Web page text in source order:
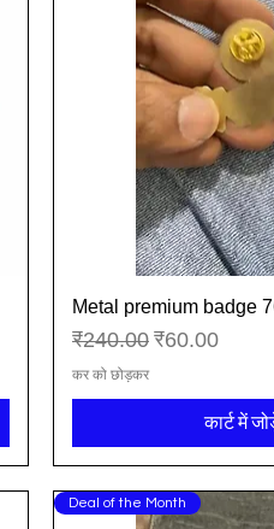
त्वरित दृश्य
Metal premium badge
नियमित मूल्य
₹240.00 बिक्री मूल्य
₹60.00
कर को छोड़कर
कार्ट में
Deal of the Month